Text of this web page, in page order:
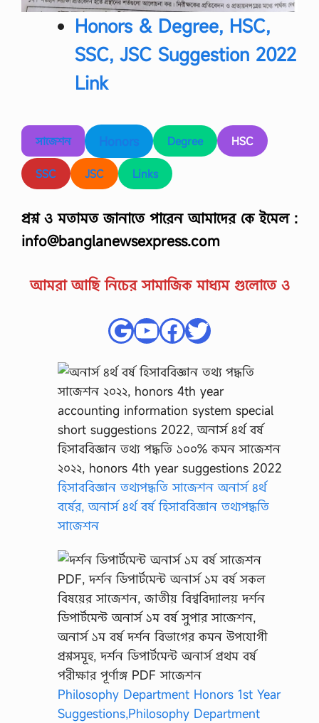
Honors & Degree, HSC,
SSC, JSC Suggestion 2022
Link
সাজেশন Honors Degree HSC
SSC JSC Links
প্রশ্ন ও মতামত জানাতে পারেন আমাদের কে ইমেল :
info@banglanewsexpress.com
আমরা আছি নিচের সামাজিক মাধ্যম গুলোতে ও
Google
YouTube
Facebook
Twitter
হিসাববিজ্ঞান তথ্যপদ্ধতি সাজেশন অনার্স ৪র্থ
বর্ষের, অনার্স ৪র্থ বর্ষ হিসাববিজ্ঞান তথ্যপদ্ধতি
সাজেশন
Philosophy Department Honors 1st Year
Suggestions,Philosophy Department